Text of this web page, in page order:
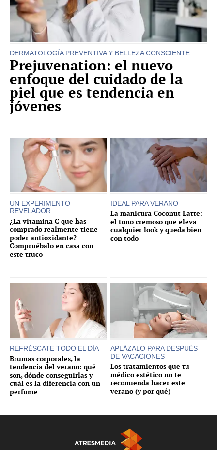
DERMATOLOGÍA PREVENTIVA Y BELLEZA CONSCIENTE
Prejuvenation: el nuevo
enfoque del cuidado de la
piel que es tendencia en
jóvenes
UN EXPERIMENTO
REVELADOR
¿La vitamina C que has
comprado realmente tiene
poder antioxidante?
Compruébalo en casa con
este truco
IDEAL PARA VERANO
La manicura Coconut Latte:
el tono cremoso que eleva
cualquier look y queda bien
con todo
REFRÉSCATE TODO EL DÍA
Brumas corporales, la
tendencia del verano: qué
son, dónde conseguirlas y
cuál es la diferencia con un
perfume
APLÁZALO PARA DESPUÉS
DE VACACIONES
Los tratamientos que tu
médico estético no te
recomienda hacer este
verano (y por qué)